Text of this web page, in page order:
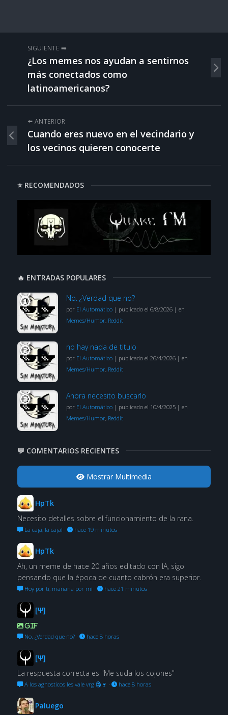
SIGUIENTE ➡️
¿Los memes nos ayudan a sentirnos
más conectados como
latinoamericanos?
⬅️ ANTERIOR
Cuando eres nuevo en el vecindario y
los vecinos quieren conocerte
⭐ RECOMENDADOS
🔥 ENTRADAS POPULARES
No. ¿Verdad que no?
por El Automático| publicado el 6/8/2026| en
Memes/Humor, Reddit
no hay nada de titulo
por El Automático| publicado el 26/4/2026| en
Memes/Humor, Reddit
Ahora necesito buscarlo
por El Automático| publicado el 10/4/2025| en
Memes/Humor, Reddit
💬 COMENTARIOS RECIENTES
Mostrar Multimedia
HpTk
Necesito detalles sobre el funcionamiento de la rana.
La caja, la caja! · hace 19 minutos
HpTk
Ah, un meme de hace 20 años editado con IA, sigo
pensando que la época de cuanto cabrón era superior.
Hoy por ti, mañana por mí· hace 21 minutos
[Ψ]
GIF
No. ¿Verdad que no?· hace 8 horas
[Ψ]
La respuesta correcta es "Me suda los cojones"
A los agnosticos les vale vrg 🗿🍷 · hace 8 horas
Paluego